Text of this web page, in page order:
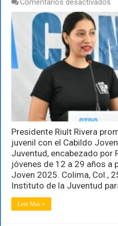
Comentarios desactivados
el
Presidente Riult Rivera
juvenil con el Cabildo
Juventud, encabezado por
jóvenes de 12 a 29 años a
Joven 2025. Colima, Col.,
Instituto de la Juventud
Leer Mas »